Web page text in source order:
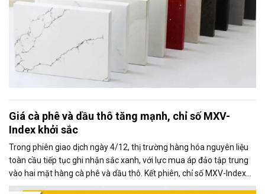
Giá cà phê và dầu thô tăng mạnh, chỉ số MXV-
Index khởi sắc
Trong phiên giao dịch ngày 4/12, thị trường hàng hóa nguyên liệu
toàn cầu tiếp tục ghi nhận sắc xanh, với lực mua áp đảo tập trung
vào hai mặt hàng cà phê và dầu thô. Kết phiên, chỉ số MXV-Index
tăng gần 0,2%, đạt 2.382 điểm, phản ánh xu hướng tích cực chung